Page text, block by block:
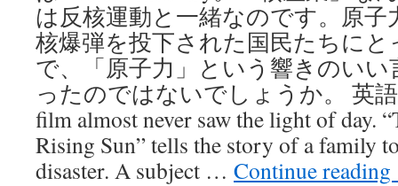
は反核運動と一緒なのです。原子
核爆弾を投下された国民たちに
で、「原子力」という響きのい
ったのではないでしょうか。 英語
film almost never saw the light of day.
Rising Sun” tells the story of a family
disaster. A subject … Continue reading